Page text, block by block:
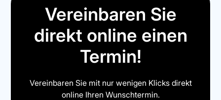
Vereinbaren Sie
direkt online einen
Termin!
Vereinbaren Sie mit nur wenigen Klicks direkt
online Ihren Wunschtermin.